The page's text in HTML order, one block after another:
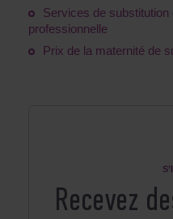
Services de
professionnelle
Prix de la maternité de
Recevez